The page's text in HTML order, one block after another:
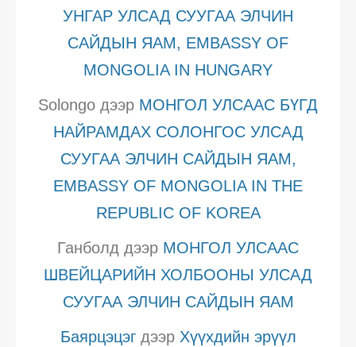
УНГАР УЛСАД СУУГАА ЭЛЧИН
САЙДЫН ЯАМ, EMBASSY OF
MONGOLIA IN HUNGARY
Solongo дээр МОНГОЛ УЛСААС БҮГД
НАЙРАМДАХ СОЛОНГОС УЛСАД
СУУГАА ЭЛЧИН САЙДЫН ЯАМ,
EMBASSY OF MONGOLIA IN THE
REPUBLIC OF KOREA
Ганболд дээр МОНГОЛ УЛСААС
ШВЕЙЦАРИЙН ХОЛБООНЫ УЛСАД
СУУГАА ЭЛЧИН САЙДЫН ЯАМ
Баярцэцэгдээр Хүүхдийн эрүүл